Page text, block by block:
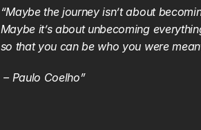
“Maybe the journey isn’t about
Maybe it’s about unbecoming
so that you can be who you were
– Paulo Coelho”